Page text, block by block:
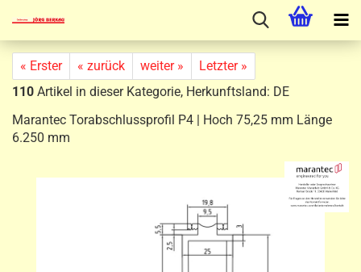
« Erster « zurück weiter »
Letzter »
110 Artikel in dieser Kategorie, Herkunftsland: DE
Marantec Torabschlussprofil P4 | Hoch 75,25 mm Länge
6.250 mm